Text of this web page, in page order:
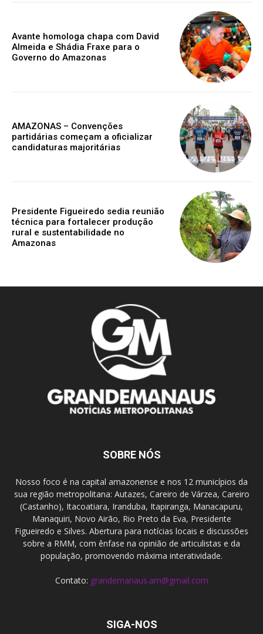
Avante homologa chapa com David
Almeida e Shádia Fraxe para o
Governo do Amazonas
AMAZONAS – Convenções
partidárias começam a oficializar
candidaturas majoritárias
Presidente Figueiredo sedia reunião
técnica para fortalecer produção
rural e sustentabilidade no
Amazonas
SOBRE NÓS
Nosso foco é na capital amazonense e nos 12 municípios da
sua região metropolitana: Autazes, Careiro de Várzea, Careiro
(Castanho), Itacoatiara, Iranduba, Itapiranga, Manacapuru,
Manaquiri, Novo Airão, Rio Preto da Eva, Presidente
Figueiredo e Silves. Abertura para notícias locais e discussões
sobre a RMM, com ênfase na opinião de articulistas e da
população, promovendo máxima interatividade.
Contato: grandemanaus.am@gmail.com
SIGA-NOS